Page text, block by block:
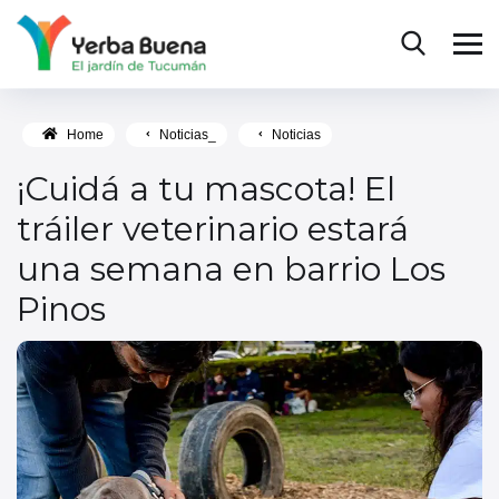
Home Noticias_ Noticias
¡Cuidá a tu mascota! El
tráiler veterinario estará
una semana en barrio Los
Pinos